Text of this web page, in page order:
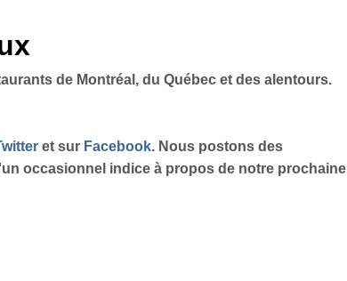
de Montréal, du Québec et des alentours.
et sur Facebook. Nous postons des
occasionnel indice à propos de notre